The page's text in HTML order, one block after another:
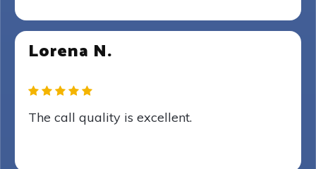
Lorena N.
The call quality is excellent.